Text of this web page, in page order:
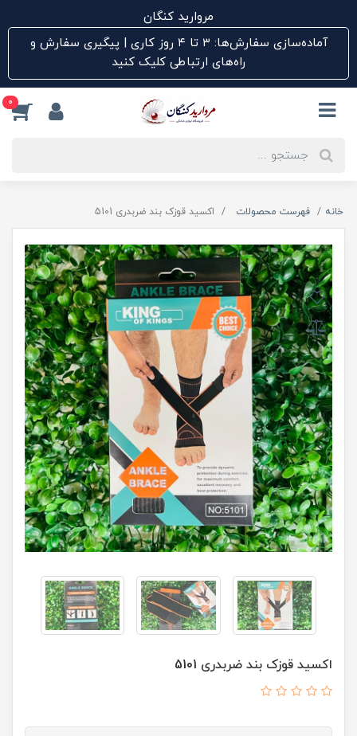
مروارید کنگان
آماده‌سازی سفارش‌ها: ۳ تا ۴ روز کاری | پیگیری سفارش و
راه‌های ارتباطی کلیک کنید
0
خانه فهرست محصولات اکسید قوزک بند ضربدری 5101
اکسید قوزک بند ضربدری 5101